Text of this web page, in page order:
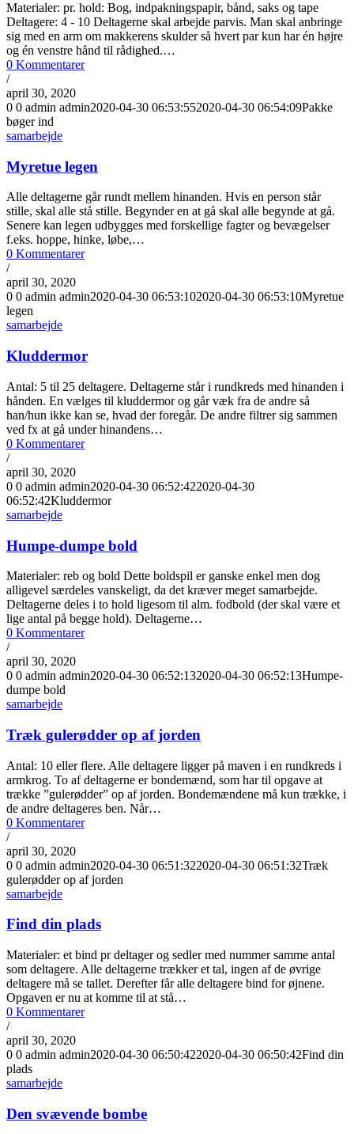
Materialer: pr. hold: Bog, indpakningspapir, bånd, saks og tape
Deltagere: 4 - 10 Deltagerne skal arbejde parvis. Man skal anbringe
sig med en arm om makkerens skulder så hvert par kun har én højre
og én venstre hånd til rådighed.…
0 Kommentarer
/
april 30, 2020
0 0 admin admin2020-04-30 06:53:552020-04-30 06:54:09Pakke
bøger ind
samarbejde
Myretue legen
Alle deltagerne går rundt mellem hinanden. Hvis en person står
stille, skal alle stå stille. Begynder en at gå skal alle begynde at gå.
Senere kan legen udbygges med forskellige fagter og bevægelser
f.eks. hoppe, hinke, løbe,…
0 Kommentarer
/
april 30, 2020
0 0 admin admin2020-04-30 06:53:102020-04-30 06:53:10Myretue
legen
samarbejde
Kluddermor
Antal: 5 til 25 deltagere. Deltagerne står i rundkreds med hinanden i
hånden. En vælges til kluddermor og går væk fra de andre så
han/hun ikke kan se, hvad der foregår. De andre filtrer sig sammen
ved fx at gå under hinandens…
0 Kommentarer
/
april 30, 2020
0 0 admin admin2020-04-30 06:52:422020-04-30
06:52:42Kluddermor
samarbejde
Humpe-dumpe bold
Materialer: reb og bold Dette boldspil er ganske enkel men dog
alligevel særdeles vanskeligt, da det kræver meget samarbejde.
Deltagerne deles i to hold ligesom til alm. fodbold (der skal være et
lige antal på begge hold). Deltagerne…
0 Kommentarer
/
april 30, 2020
0 0 admin admin2020-04-30 06:52:132020-04-30 06:52:13Humpe-
dumpe bold
samarbejde
Træk gulerødder op af jorden
Antal: 10 eller flere. Alle deltagere ligger på maven i en rundkreds i
armkrog. To af deltagerne er bondemænd, som har til opgave at
trække ”gulerødder” op af jorden. Bondemændene må kun trække, i
de andre deltageres ben. Når…
0 Kommentarer
/
april 30, 2020
0 0 admin admin2020-04-30 06:51:322020-04-30 06:51:32Træk
gulerødder op af jorden
samarbejde
Find din plads
Materialer: et bind pr deltager og sedler med nummer samme antal
som deltagere. Alle deltagerne trækker et tal, ingen af de øvrige
deltagere må se tallet. Derefter får alle deltagere bind for øjnene.
Opgaven er nu at komme til at stå…
0 Kommentarer
/
april 30, 2020
0 0 admin admin2020-04-30 06:50:422020-04-30 06:50:42Find din
plads
samarbejde
Den svævende bombe